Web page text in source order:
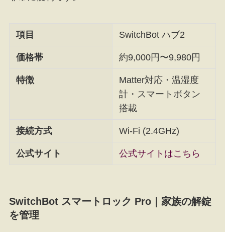
項目 SwitchBot ハブ2
価格帯 約9,000円〜9,980円
特徴
Matter対応・温湿度
計・スマートボタン
搭載
接続方式 Wi-Fi (2.4GHz)
公式サイト 公式サイトはこちら
SwitchBot スマートロック Pro｜家族の解錠
を管理